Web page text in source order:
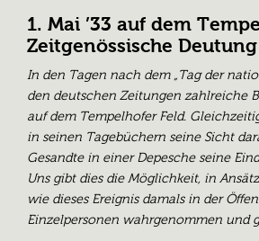
1. Mai ’33 auf dem
Zeitgenössische Deutung
In den Tagen nach dem „Tag der
den deutschen Zeitungen zahlreiche
auf dem Tempelhofer Feld.
in seinen Tagebüchern seine Sicht
Gesandte in einer Depesche seine
Uns gibt dies die Möglichkeit, in
wie dieses Ereignis damals in der
Einzelpersonen wahrgenommen und